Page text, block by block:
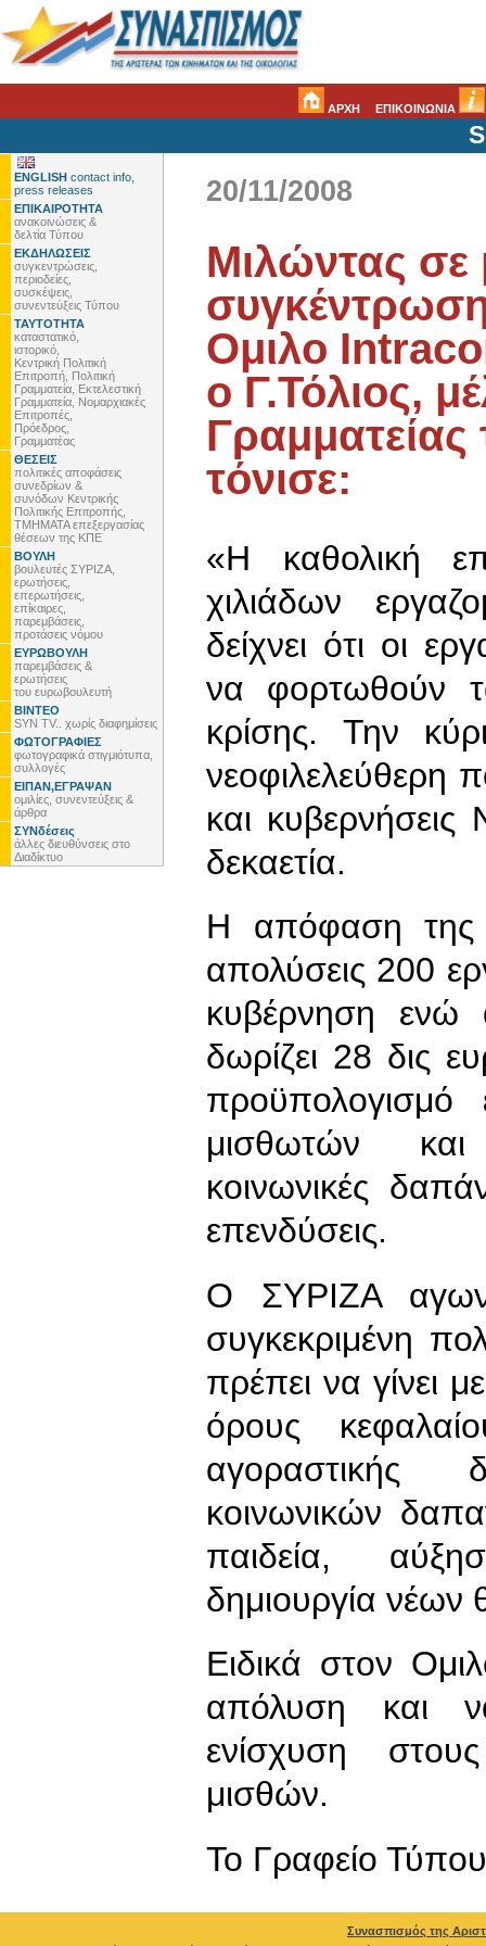
ΑΡΧΗ ΕΠΙΚΟΙΝΩΝΙΑ
ENGLISH contact info,
press releases
ΕΠΙΚΑΙΡΟΤΗΤΑ
ανακοινώσεις &
δελτία Τύπου
ΕΚΔΗΛΩΣΕΙΣ
συγκεντρώσεις,
περιοδείες,
συσκέψεις,
συνεντεύξεις Τύπου
ΤΑΥΤΟΤΗΤΑ
καταστατικό,
ιστορικό,
Κεντρική Πολιτική
Επιτροπή, Πολιτική
Γραμματεία, Εκτελεστική
Γραμματεία, Νομαρχιακές
Επιτροπές,
Πρόεδρος,
Γραμματέας
ΘΕΣΕΙΣ
πολιτικές αποφάσεις
συνεδρίων &
συνόδων Κεντρικής
Πολιτικής Επιτροπής,
ΤΜΗΜΑΤΑ επεξεργασίας
θέσεων της ΚΠΕ
ΒΟΥΛΗ
βουλευτές ΣΥΡΙΖΑ,
ερωτήσεις,
επερωτήσεις,
επίκαιρες,
παρεμβάσεις,
προτάσεις νόμου
ΕΥΡΩΒΟΥΛΗ
παρεμβάσεις &
ερωτήσεις
του ευρωβουλευτή
ΒΙΝΤΕΟ
SYN TV.. χωρίς διαφημίσεις
ΦΩΤΟΓΡΑΦΙΕΣ
φωτογραφικά στιγμιότυπα,
συλλογές
ΕΙΠΑΝ,ΕΓΡΑΨΑΝ
ομιλίες, συνεντεύξεις &
άρθρα
ΣΥΝδέσεις
άλλες διευθύνσεις στο
Διαδίκτυο
20/11/2008
Μιλώντας σε
Ομιλο
ο Γ.Τόλιος,
τόνισε:
«Η καθολική
χιλιάδων
δείχνει ότι οι
να φορτωθούν
κρίσης. Την
νεοφιλελεύθερη
και
δεκαετία.
Η απόφαση της
απολύσεις 200
κυβέρνηση ενώ
δωρίζει 28 δις
προϋπολογισμό
μισθωτών και
κοινωνικές
επενδύσεις.
Ο ΣΥΡΙΖΑ
συγκεκριμένη
πρέπει να γίνει
όρους
αγοραστικής
κοινωνικών
παιδεία,
δημιουργία νέων
Ειδικά στον
απόλυση και
ενίσχυση
μισθών.
To Γραφείο Τύπου
Συνασπισμός της